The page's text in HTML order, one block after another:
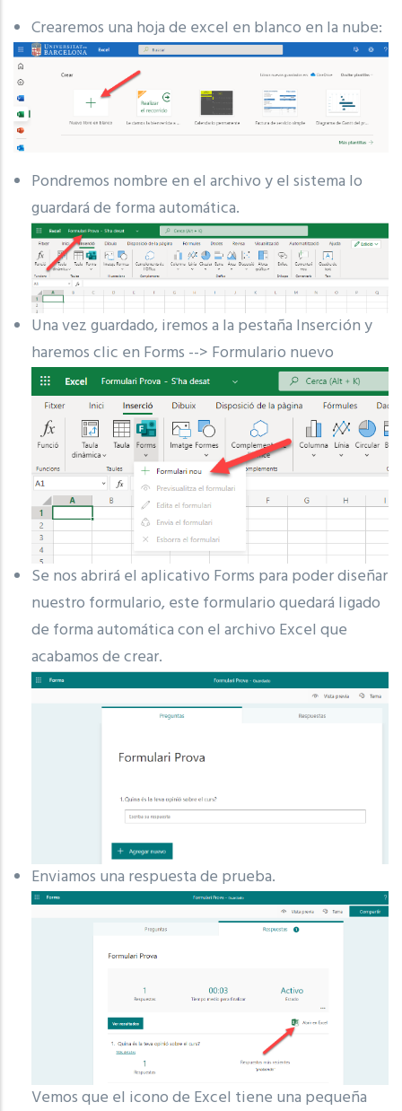
Crearemos una hoja de excel en blanco en la nube:
Pondremos nombre en el archivo y el sistema lo
guardará de forma automática.
Una vez guardado, iremos a la pestaña Inserción y
haremos clic en Forms --> Formulario nuevo
Se nos abrirá el aplicativo Forms para poder diseñar
nuestro formulario, este formulario quedará ligado
de forma automática con el archivo Excel que
acabamos de crear.
Enviamos una respuesta de prueba.
Vemos que el icono de Excel tiene una pequeña